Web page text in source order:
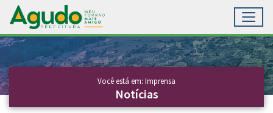
Ir para conteúdo principal
Conteúdo Principal
Você está em: Imprensa
Notícias